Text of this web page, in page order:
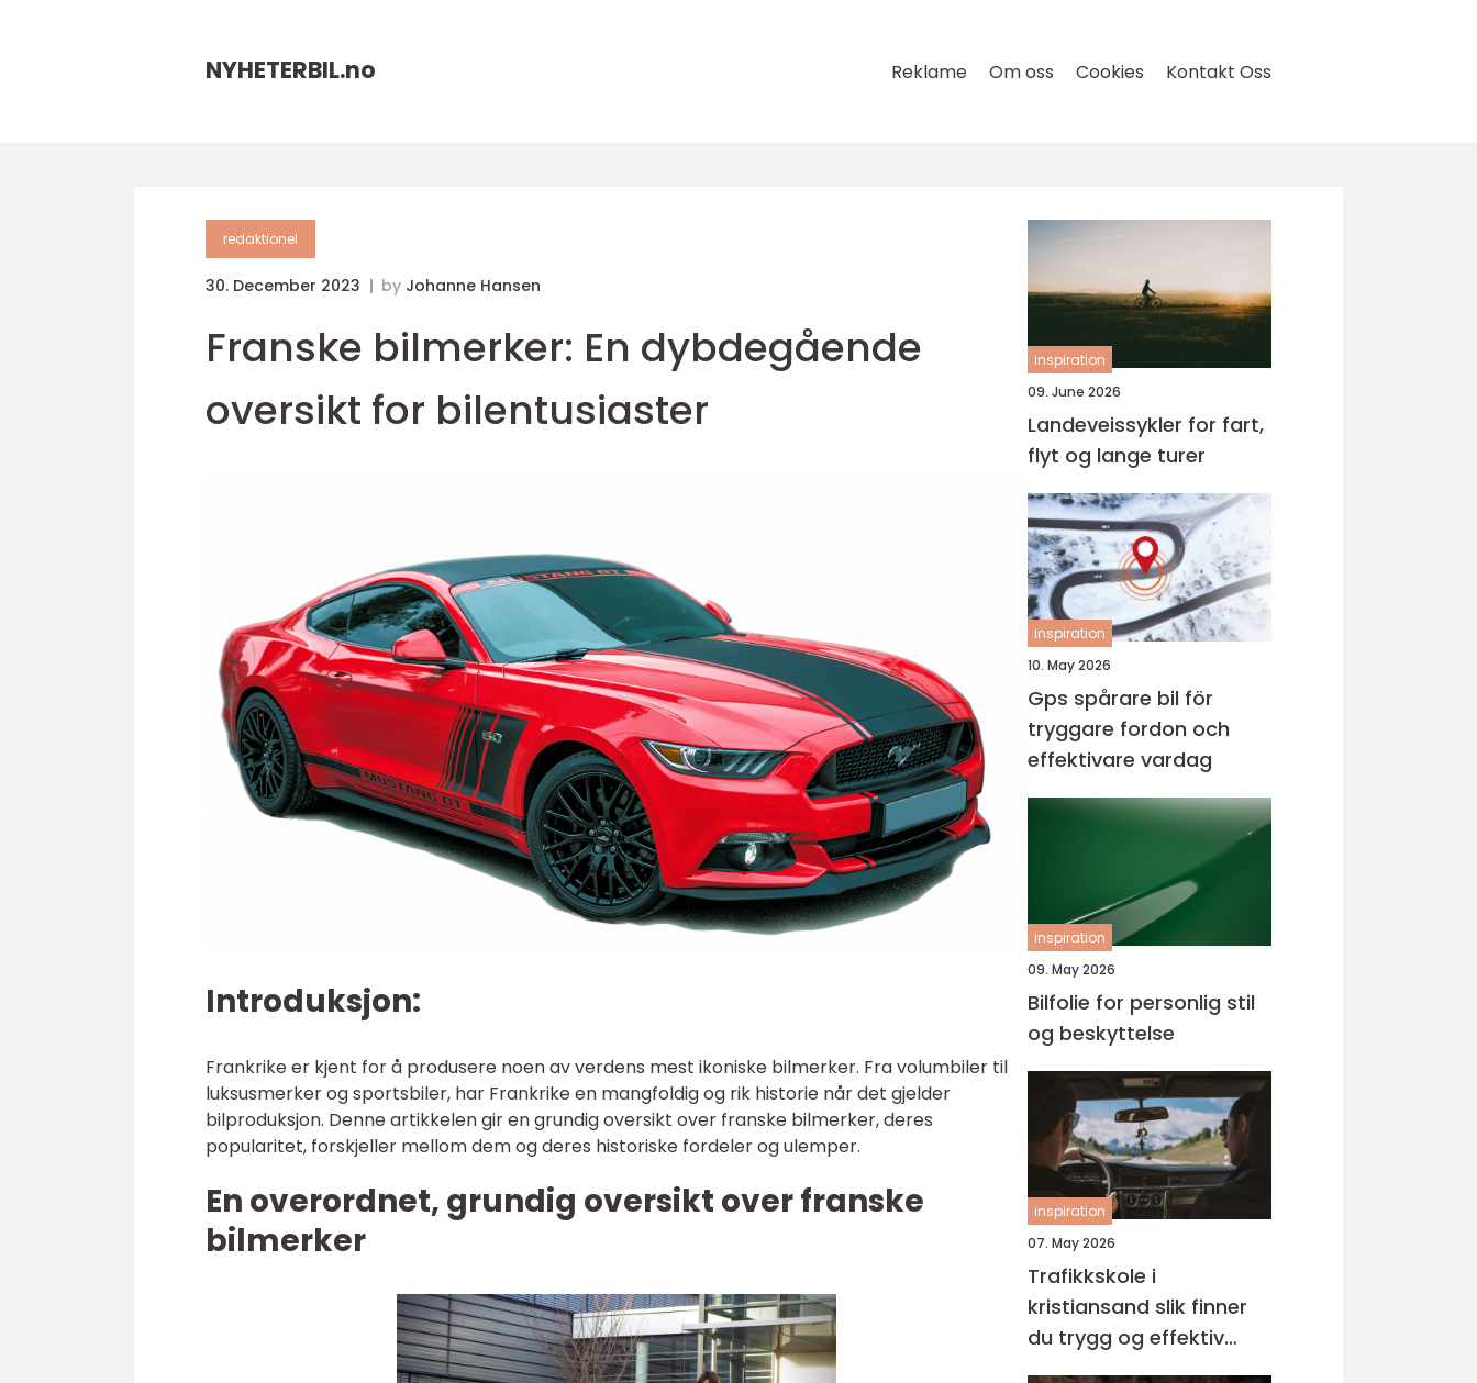
NYHETERBIL.no Reklame Om oss Cookies Kontakt Oss
redaktionel
30. December 2023 by Johanne Hansen
Franske bilmerker: En dybdegående
oversikt for bilentusiaster
Introduksjon:
Frankrike er kjent for å produsere noen av verdens mest ikoniske bilmerker. Fra volumbiler til
luksusmerker og sportsbiler, har Frankrike en mangfoldig og rik historie når det gjelder
bilproduksjon. Denne artikkelen gir en grundig oversikt over franske bilmerker, deres
popularitet, forskjeller mellom dem og deres historiske fordeler og ulemper.
En overordnet, grundig oversikt over franske
bilmerker
inspiration
09. June 2026
Landeveissykler for fart,
flyt og lange turer
inspiration
10. May 2026
Gps spårare bil för
tryggare fordon och
effektivare vardag
inspiration
09. May 2026
Bilfolie for personlig stil
og beskyttelse
inspiration
07. May 2026
Trafikkskole i
kristiansand slik finner
du trygg og effektiv
opplæring